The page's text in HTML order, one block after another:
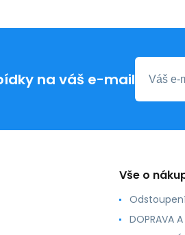
na váš e-mail
Vše o
DOPRAVA